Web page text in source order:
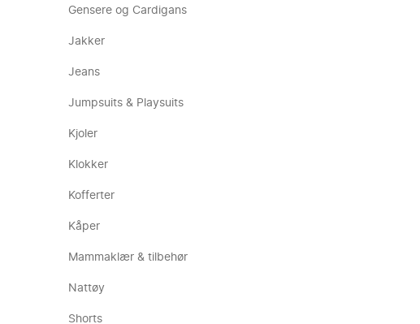
Gensere og Cardigans
Jakker
Jeans
Jumpsuits & Playsuits
Kjoler
Klokker
Kofferter
Kåper
Mammaklær & tilbehør
Nattøy
Shorts